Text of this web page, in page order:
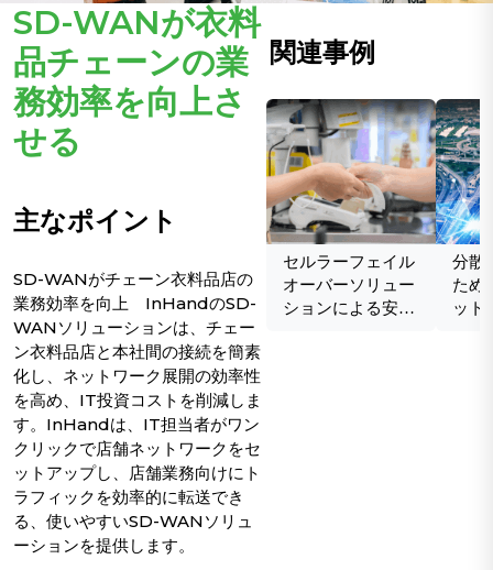
SD-WANが衣料
品チェーンの業
務効率を向上さ
せる
主なポイント
SD-WANがチェーン衣料品店の
業務効率を向上 InHandのSD-
WANソリューションは、チェー
ン衣料品店と本社間の接続を簡素
化し、ネットワーク展開の効率性
を高め、IT投資コストを削減しま
す。InHandは、IT担当者がワン
クリックで店舗ネットワークをセ
ットアップし、店舗業務向けにト
ラフィックを効率的に転送でき
る、使いやすいSD-WANソリュ
ーションを提供します。
関連事例
セルラーフェイル
オーバーソリュー
ションによる安全
分散
ため
ット